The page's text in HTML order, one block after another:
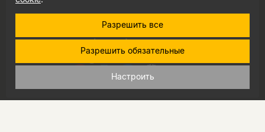
+7 (495) 229-91-03
info@nlobooks.ru
Разрешить все
Разрешить обязательные
Настроить